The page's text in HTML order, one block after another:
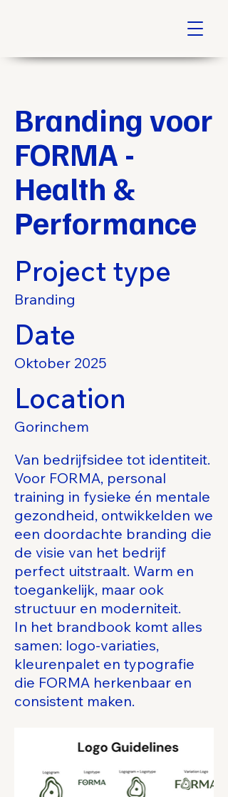
Branding voor
FORMA -
Health &
Performance
Project type
Branding
Date
Oktober 2025
Location
Gorinchem
Van bedrijfsidee tot identiteit.
Voor FORMA, personal
training in fysieke én mentale
gezondheid, ontwikkelden we
een doordachte branding die
de visie van het bedrijf
perfect uitstraalt. Warm en
toegankelijk, maar ook
structuur en moderniteit.
In het brandbook komt alles
samen: logo-variaties,
kleurenpalet en typografie
die FORMA herkenbaar en
consistent maken.